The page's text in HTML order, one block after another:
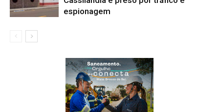
espionagem